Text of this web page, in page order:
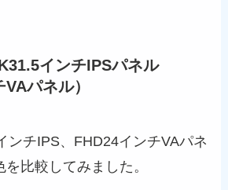
インチIPSパネル
パネル）
ンチIPS、FHD24インチVAパネ
比較してみました。